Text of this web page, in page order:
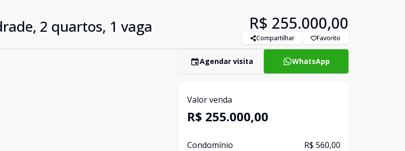
2 quartos, 1 vaga R$ 255.000,00
Compartilhar Favorito
Agendar visita WhatsApp
Valor venda
R$ 255.000,00
Condomínio R$ 560,00